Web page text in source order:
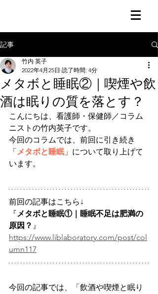
記事
メタボと睡眠②｜喫煙や飲
酒は眠りの質を落とす？
竹内 英子
2022年4月25日 読了時間: 4分
こんにちは、看護師・保健師／コラム
ニストの竹内英子です。
今回のコラムでは、前回に引き続き
「メタボと睡眠」について取り上げて
います。
前回の記事はこちら↓
『メタボと睡眠①｜睡眠不足は肥満の
原因？ 』
https://www.liblaboratory.com/post/col
umn117
今回の記事では、「飲酒や喫煙と眠り